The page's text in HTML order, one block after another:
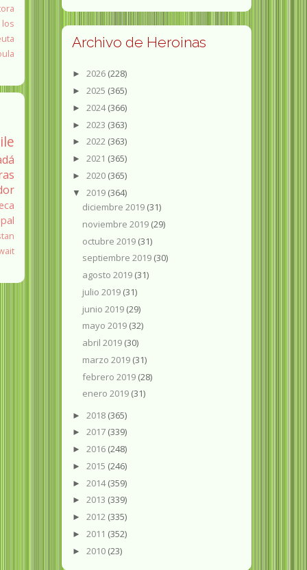
Archivo de Heroinas
► 2026 (228)
► 2025 (365)
► 2024(366)
► 2023 (363)
► 2022 (363)
► 2021 (365)
► 2020 (365)
▼ 2019 (364)
diciembre 2019 (31)
noviembre 2019 (29)
octubre 2019 (31)
septiembre 2019 (30)
agosto 2019 (31)
julio 2019 (31)
junio 2019 (29)
mayo 2019 (32)
abril 2019 (30)
marzo 2019 (31)
febrero 2019 (28)
enero 2019 (31)
► 2018 (365)
► 2017 (339)
► 2016 (248)
► 2015 (246)
► 2014(359)
► 2013 (339)
► 2012 (335)
► 2011 (352)
► 2010 (23)